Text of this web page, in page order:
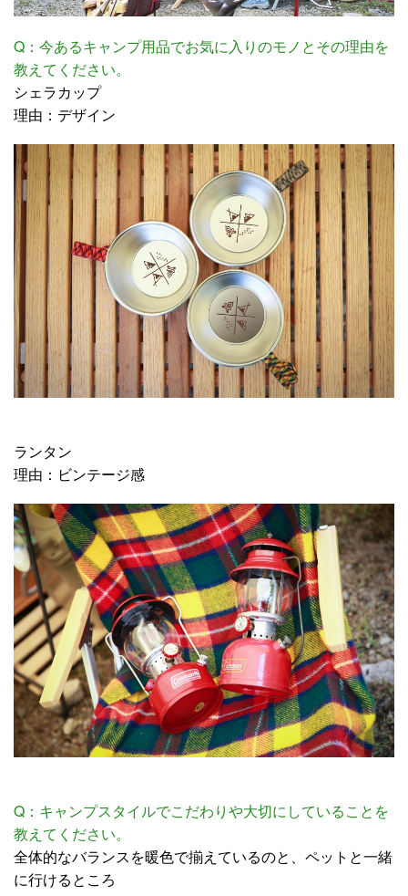
Q：今あるキャンプ用品でお気に入りのモノとその理由を
教えてください。
シェラカップ
理由：デザイン
ランタン
理由：ビンテージ感
Q：キャンプスタイルでこだわりや大切にしていることを
教えてください。
全体的なバランスを暖色で揃えているのと、ペットと一緒
に行けるところ